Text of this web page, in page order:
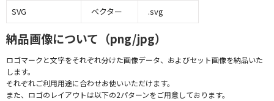
SVG
ベクター .svg
納品画像について（png/jpg）
ロゴマークと文字をそれぞれ分けた画像データ、およびセット画像を納品いた
します。
それぞれご利用用途に合わせお使いいただけます。
また、ロゴのレイアウトは以下の2パターンをご用意しております。